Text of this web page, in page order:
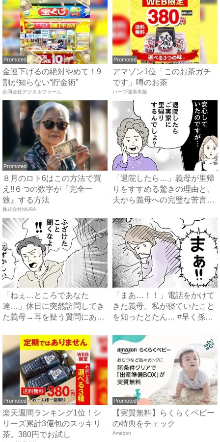
Promoted
金運下げるの絶対やめて！9
割が知らない“貯金術”
合同会社デジタルファーム
Promoted
アマゾン1位「このお茶ガチ
です」噂のお茶
ハーブ健康本舗
Promoted
８月のロト6はこの方法で買
え!!６つの数字が『完全一
致』する方法
株式会社MURA
「退院したら…」義母が里帰
りをすすめる驚きの理由と、
夫から義母への完璧な苦言
「ねぇ…ところであなた
達…」休日に突然訪問してき
た義母→耳を疑う質問にあ
「まあ…！！」電話をかけて
きた義母。私が寝ていたこと
を知ったとたん… #早く孫
Promoted
楽天週間ランキング1位！シ
リーズ累計3億包のスッキリ
茶。380円でお試し
Promoted
【実質無料】らくらくベビー
の特典をチェック
Amazon